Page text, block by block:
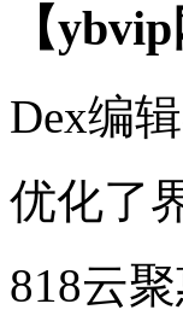
【
Dex编
优化了
818云聚